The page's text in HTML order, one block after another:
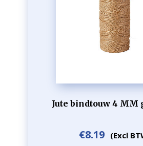
Jute bindtouw 4 MM
€8.19 (Excl